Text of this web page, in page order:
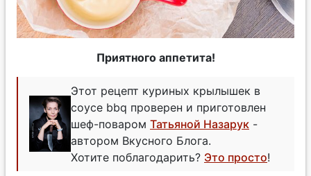
Приятного аппетита!
Этот рецепт куриных крылышек в
соусе bbq проверен и приготовлен
шеф-поваром Татьяной Назарук -
автором Вкусного Блога.
Хотите поблагодарить? Это просто!